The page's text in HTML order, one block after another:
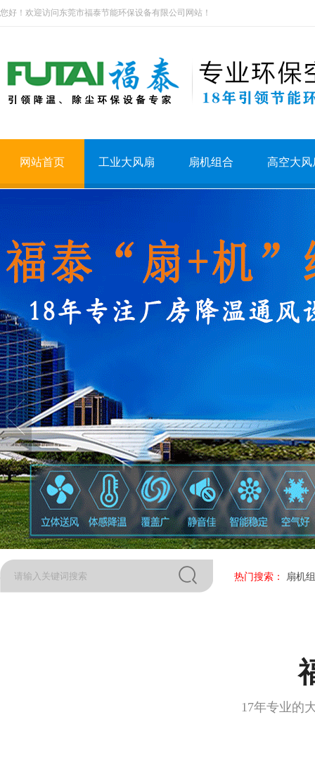
您好！欢迎访问东莞市福泰节能环保设备有限公司网站！
网站首页 工业大风扇 扇机组合 高空大风
热门搜索： 扇机
17年专业的